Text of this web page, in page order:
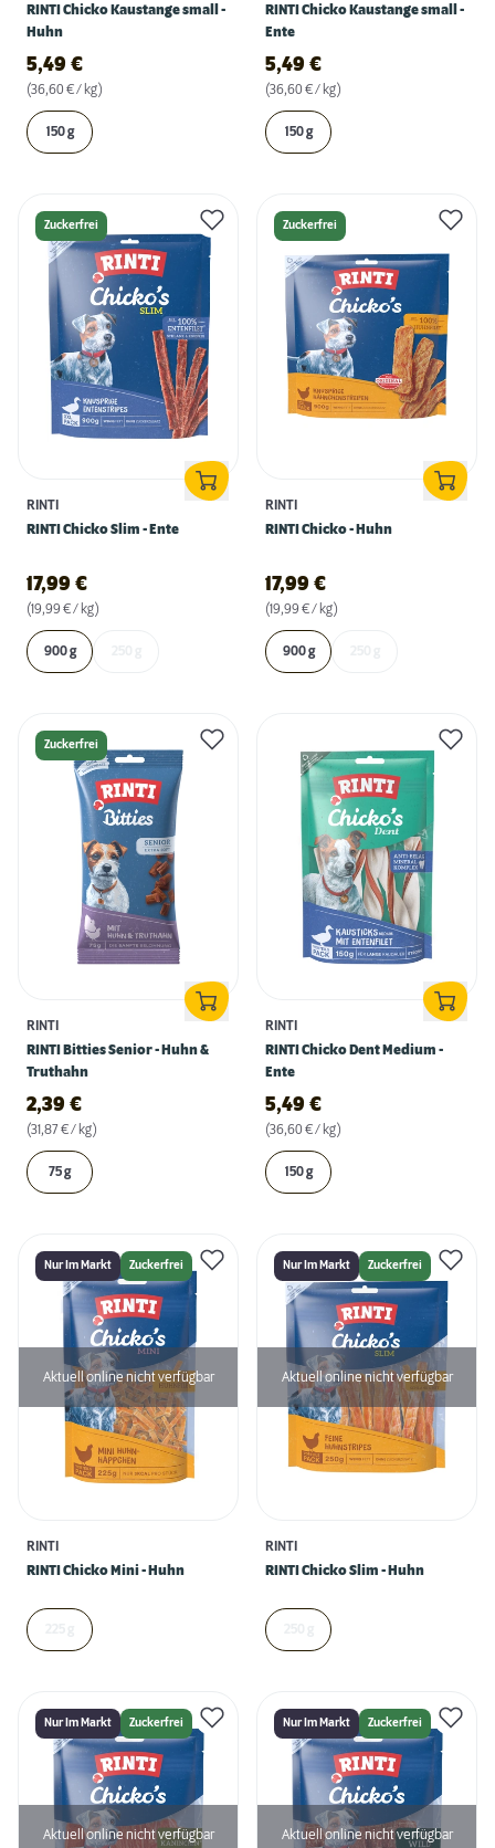
RINTI Chicko Kaustange small -
Huhn
5,49 €
(36,60 € / kg)
150 g
RINTI Chicko Kaustange small -
Ente
5,49 €
(36,60 € / kg)
150 g
Zuckerfrei
RINTI
RINTI Chicko Slim - Ente
17,99 €
(19,99 € / kg)
900 g
Zuckerfrei
RINTI
RINTI Chicko - Huhn
17,99 €
(19,99 € / kg)
900 g
Zuckerfrei
RINTI
RINTI Bitties Senior - Huhn &
Truthahn
2,39 €
(31,87 € / kg)
75 g
RINTI
RINTI Chicko Dent Medium -
Ente
5,49 €
(36,60 € / kg)
150 g
Nur Im Markt Zuckerfrei
Aktuell online nicht verfügbar
RINTI
RINTI Chicko Mini - Huhn
Nur Im Markt Zuckerfrei
Aktuell online nicht verfügbar
RINTI
RINTI Chicko Slim - Huhn
Nur Im Markt Zuckerfrei
Aktuell online nicht verfügbar
Nur Im Markt Zuckerfrei
Aktuell online nicht verfügbar